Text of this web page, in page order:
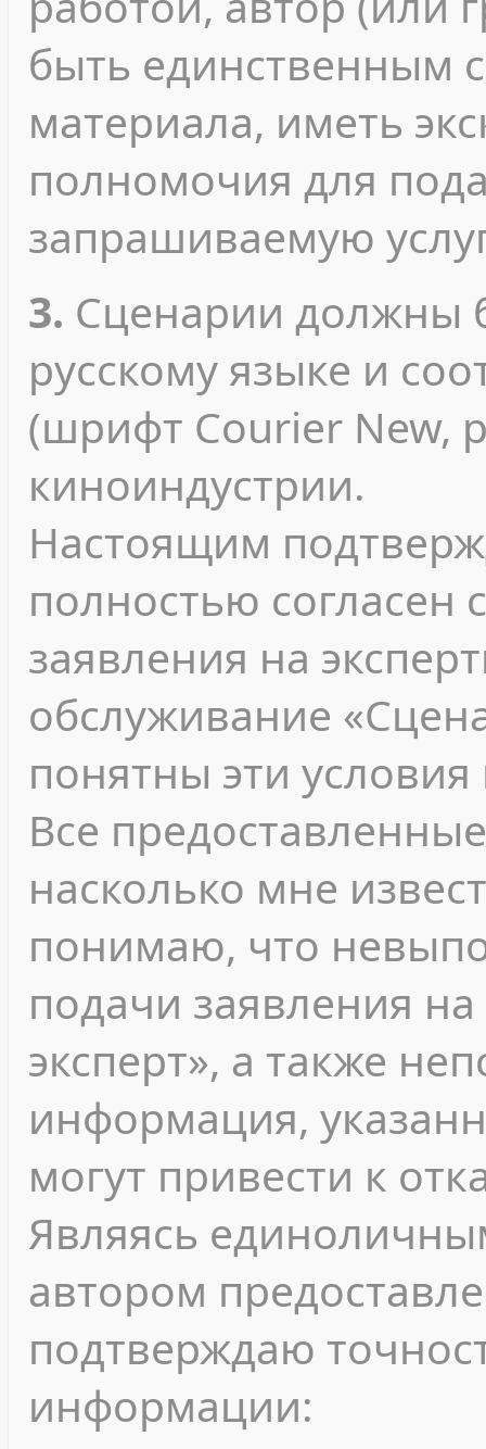
быть единственным
материала, иметь
полномочия для
запрашиваемую
3. Сценарии должны
русскому языке и
(шрифт Courier New,
киноиндустрии.
Настоящим
полностью согласен
заявления на
обслуживание
понятны эти
Все
насколько мне
понимаю, что
подачи заявления
эксперт», а также
информация,
могут привести к
Являясь
автором
подтверждаю
информации: